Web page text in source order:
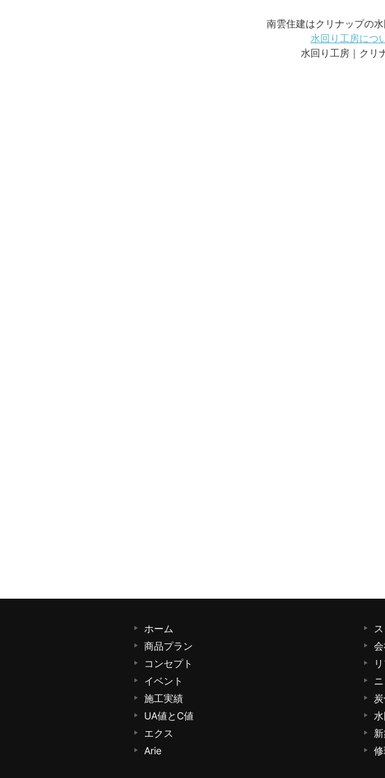
南雲住建はクリナップの水
水回り工房につ
水回り工房｜クリ
ホーム
商品プラン
コンセプト
イベント
施工実績
UA値とC値
エクス
Arie